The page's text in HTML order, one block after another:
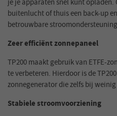
buitenlucht of thuis een back-up
betrouwbare
Zeer efficiënt zonnepaneel
TP200 maakt gebruik van ETFE-
te verbeteren. Hierdoor is de
zonnegenerator die zelfs bij
Stabiele stroomvoorziening